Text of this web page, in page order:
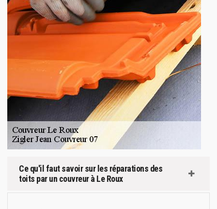
Ce qu'il faut savoir sur les réparations des
toits par un couvreur à Le Roux